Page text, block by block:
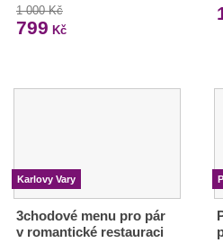
1 000 Kč
799 Kč
Karlovy Vary
3chodové menu pro pár
v romantické restauraci